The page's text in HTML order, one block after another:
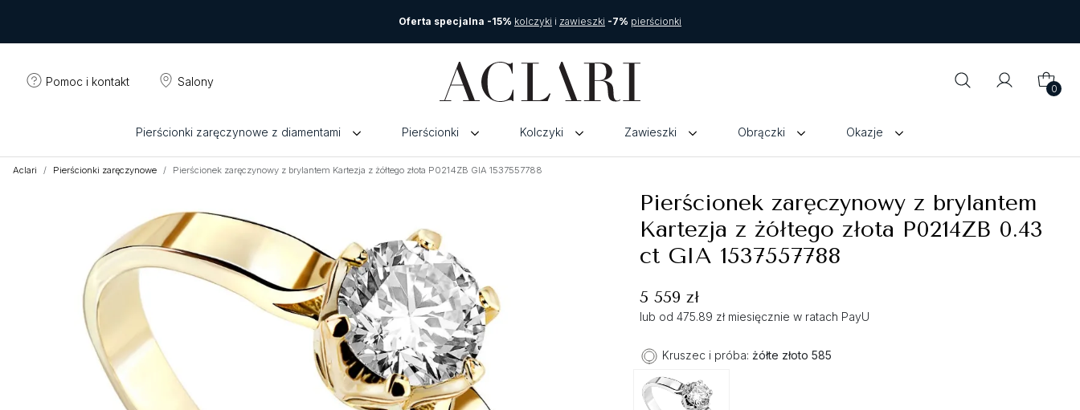
Oferta specjalna -15% kolczyki i zawieszki -7% pierścionki
Pomoc i kontakt Salony
0
Pierścionki zaręczynowe z diamentami Pierścionki Kolczyki Zawieszki Obrączki Okazje
Aclari Pierścionki zaręczynowe Pierścionek zaręczynowy z brylantem Kartezja z żółtego złota P0214ZB GIA 1537557788
Pierścionek zaręczynowy z brylantem
Kartezja z żółtego złota P0214ZB 0.43
ct GIA 1537557788
5 559 zł
lub od 475.89 zł miesięcznie w ratach PayU
Kruszec i próba: żółte złoto 585